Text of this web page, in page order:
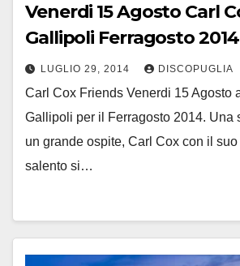
Venerdi 15 Agosto Carl
Gallipoli Ferragosto 2014
LUGLIO 29, 2014 DISCOPUGLIA
Carl Cox Friends Venerdi 15 Agosto
Gallipoli per il Ferragosto 2014. Una
un grande ospite, Carl Cox con il suo
salento si…